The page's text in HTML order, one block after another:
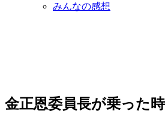
みんなの感想
金正恩委員長が乗った